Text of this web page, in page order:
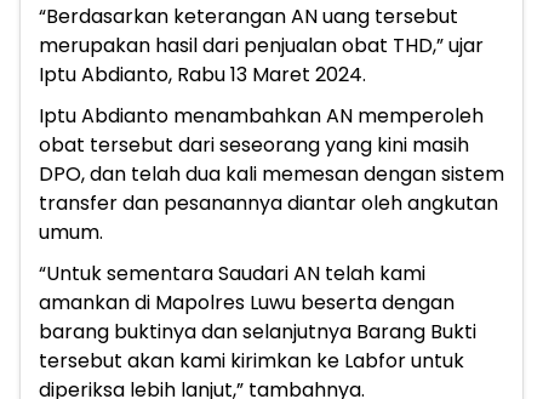
“Berdasarkan keterangan AN uang tersebut
merupakan hasil dari penjualan obat THD,” ujar
Iptu Abdianto, Rabu 13 Maret 2024.
Iptu Abdianto menambahkan AN memperoleh
obat tersebut dari seseorang yang kini masih
DPO, dan telah dua kali memesan dengan sistem
transfer dan pesanannya diantar oleh angkutan
umum.
“Untuk sementara Saudari AN telah kami
amankan di Mapolres Luwu beserta dengan
barang buktinya dan selanjutnya Barang Bukti
tersebut akan kami kirimkan ke Labfor untuk
diperiksa lebih lanjut,” tambahnya.